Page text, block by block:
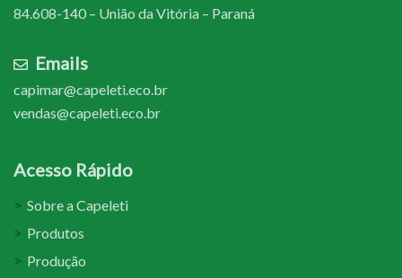
84.608-140 – União da Vitória – Paraná
Emails
capimar@capeleti.eco.br
vendas@capeleti.eco.br
Acesso Rápido
Sobre a Capeleti
Produtos
Produção